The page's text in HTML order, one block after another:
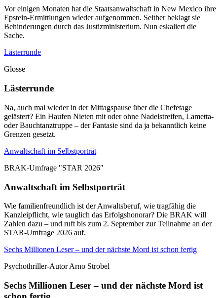
Vor einigen Monaten hat die Staatsanwaltschaft in New Mexico ihre
Epstein-Ermittlungen wieder aufgenommen. Seither beklagt sie
Behinderungen durch das Justizministerium. Nun eskaliert die
Sache.
Lästerrunde
Glosse
Lästerrunde
Na, auch mal wieder in der Mittagspause über die Chefetage
gelästert? Ein Haufen Nieten mit oder ohne Nadelstreifen, Lametta-
oder Bauchtanztruppe – der Fantasie sind da ja bekanntlich keine
Grenzen gesetzt.
Anwaltschaft im Selbstporträt
BRAK-Umfrage "STAR 2026"
Anwaltschaft im Selbstporträt
Wie familienfreundlich ist der Anwaltsberuf, wie tragfähig die
Kanzleipflicht, wie tauglich das Erfolgshonorar? Die BRAK will
Zahlen dazu – und ruft bis zum 2. September zur Teilnahme an der
STAR-Umfrage 2026 auf.
Sechs Millionen Leser – und der nächste Mord ist schon fertig
Psychothriller-Autor Arno Strobel
Sechs Millionen Leser – und der nächste Mord ist